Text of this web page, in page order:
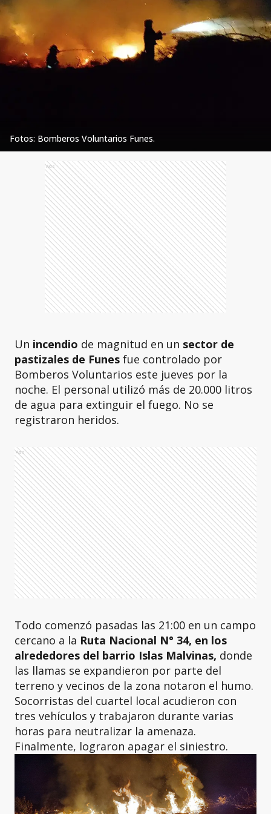
Fotos: Bomberos Voluntarios Funes.
Ads
Un incendio de magnitud en un sector de
pastizales de Funes fue controlado por
Bomberos Voluntarios este jueves por la
noche. El personal utilizó más de 20.000 litros
de agua para extinguir el fuego. No se
registraron heridos.
Ads
Todo comenzó pasadas las 21:00 en un campo
cercano a la Ruta Nacional N° 34, en los
alrededores del barrio Islas Malvinas, donde
las llamas se expandieron por parte del
terreno y vecinos de la zona notaron el humo.
Socorristas del cuartel local acudieron con
tres vehículos y trabajaron durante varias
horas para neutralizar la amenaza.
Finalmente, lograron apagar el siniestro.